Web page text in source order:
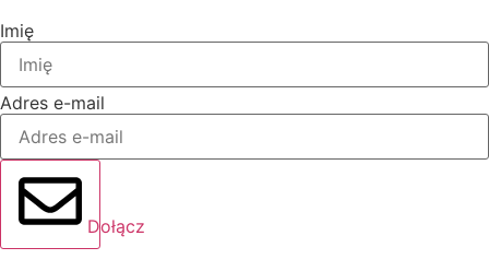
Imię
Adres e-mail
Dołącz